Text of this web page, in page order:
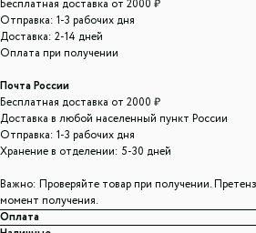
Бесплатная доставка от 2000 ₽
Отправка: 1-3 рабочих дня
Доставка: 2-14 дней
Оплата при получении
Почта России
Бесплатная доставка от 2000 ₽
Доставка в любой населенный пункт России
Отправка: 1-3 рабочих дня
Хранение в отделении: 5-30 дней
Важно: Проверяйте товар при получении.
момент получения.
Оплата